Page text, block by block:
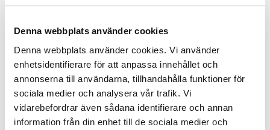
Denna webbplats använder cookies
Denna webbplats använder cookies. Vi använder
enhetsidentifierare för att anpassa innehållet och
annonserna till användarna, tillhandahålla funktioner för
sociala medier och analysera vår trafik. Vi
vidarebefordrar även sådana identifierare och annan
information från din enhet till de sociala medier och
Okänt
Crawl Nivå 2
Start: Onsdag 2026-08-19